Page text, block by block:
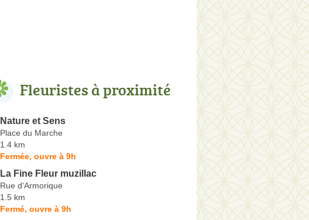
Fleuristes à proximité
Nature et Sens
Place du Marche
1.4 km
Fermée, ouvre à 9h
La Fine Fleur muzillac
Rue d'Armorique
1.5 km
Fermé, ouvre à 9h